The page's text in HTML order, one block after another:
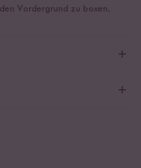
Vordergrund zu boxen.